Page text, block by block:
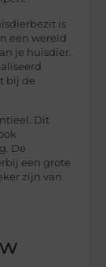
is
een wereld
je huisdier.
bij de
Dit
De
een grote
zijn van